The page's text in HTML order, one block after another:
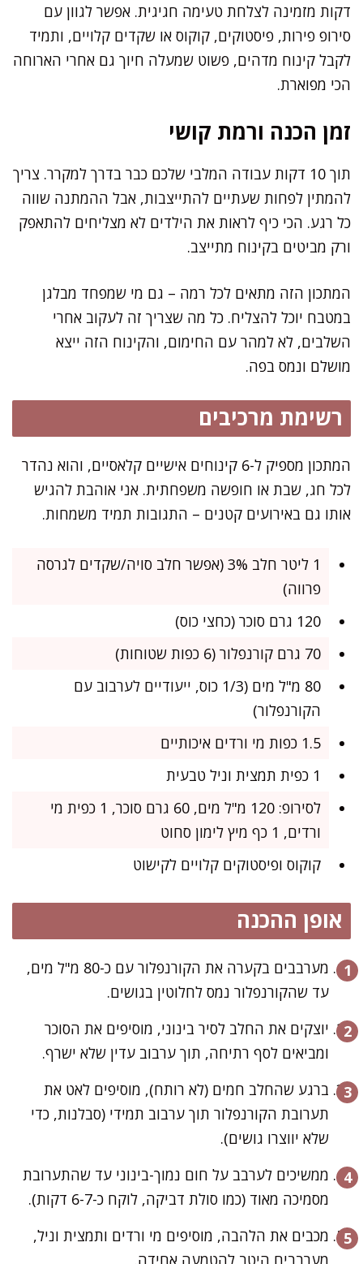
דקות מזמינה לצלחת טעימה חגיגית. אפשר לגוון עם
סירופ פירות, פיסטוקים, קוקוס או שקדים קלויים, ותמיד
לקבל קינוח מדהים, פשוט שמעלה חיוך גם אחרי הארוחה
הכי מפוארת.
זמן הכנה ורמת קושי
תוך 10 דקות עבודה המלבי שלכם כבר בדרך למקרר. צריך
להמתין לפחות שעתיים להתייצבות, אבל ההמתנה שווה
כל רגע. הכי כיף לראות את הילדים לא מצליחים להתאפק
ורק מביטים בקינוח מתייצב.
המתכון הזה מתאים לכל רמה – גם מי שמפחד מבלגן
במטבח יוכל להצליח. כל מה שצריך זה לעקוב אחרי
השלבים, לא למהר עם החימום, והקינוח הזה ייצא
מושלם ונמס בפה.
רשימת מרכיבים
המתכון מספיק ל-6 קינוחים אישיים קלאסיים, והוא נהדר
לכל חג, שבת או חופשה משפחתית. אני אוהבת להגיש
אותו גם באירועים קטנים – התגובות תמיד משמחות.
1 ליטר חלב 3% (אפשר חלב סויה/שקדים לגרסה
פרווה)
120 גרם סוכר (כחצי כוס)
70 גרם קורנפלור (6 כפות שטוחות)
80 מ"ל מים (1/3 כוס, ייעודיים לערבוב עם
הקורנפלור)
1.5 כפות מי ורדים איכותיים
1 כפית תמצית וניל טבעית
לסירופ: 120 מ"ל מים, 60 גרם סוכר, 1 כפית מי
ורדים, 1 כף מיץ לימון סחוט
קוקוס ופיסטוקים קלויים לקישוט
אופן ההכנה
מערבבים בקערה את הקורנפלור עם כ-80 מ"ל מים,
עד שהקורנפלור נמס לחלוטין בגושים.
יוצקים את החלב לסיר בינוני, מוסיפים את הסוכר
ומביאים לסף רתיחה, תוך ערבוב עדין שלא ישרף.
ברגע שהחלב חמים (לא רותח), מוסיפים לאט את
תערובת הקורנפלור תוך ערבוב תמידי (סבלנות, כדי
שלא יווצרו גושים).
ממשיכים לערבב על חום נמוך-בינוני עד שהתערובת
מסמיכה מאוד (כמו סולת דביקה, לוקח כ-6-7 דקות).
מכבים את הלהבה, מוסיפים מי ורדים ותמצית וניל,
מערבבים היטב להטמעה אחידה.